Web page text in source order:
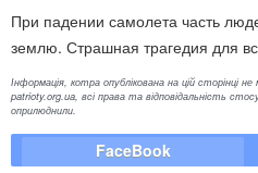
При падении самолета часть
землю. Страшная трагедия для
Інформація, котра опублікована на цій сторінці
patrioty.org.ua, всі права та відповідальність
оприлюднили.
FaceBook